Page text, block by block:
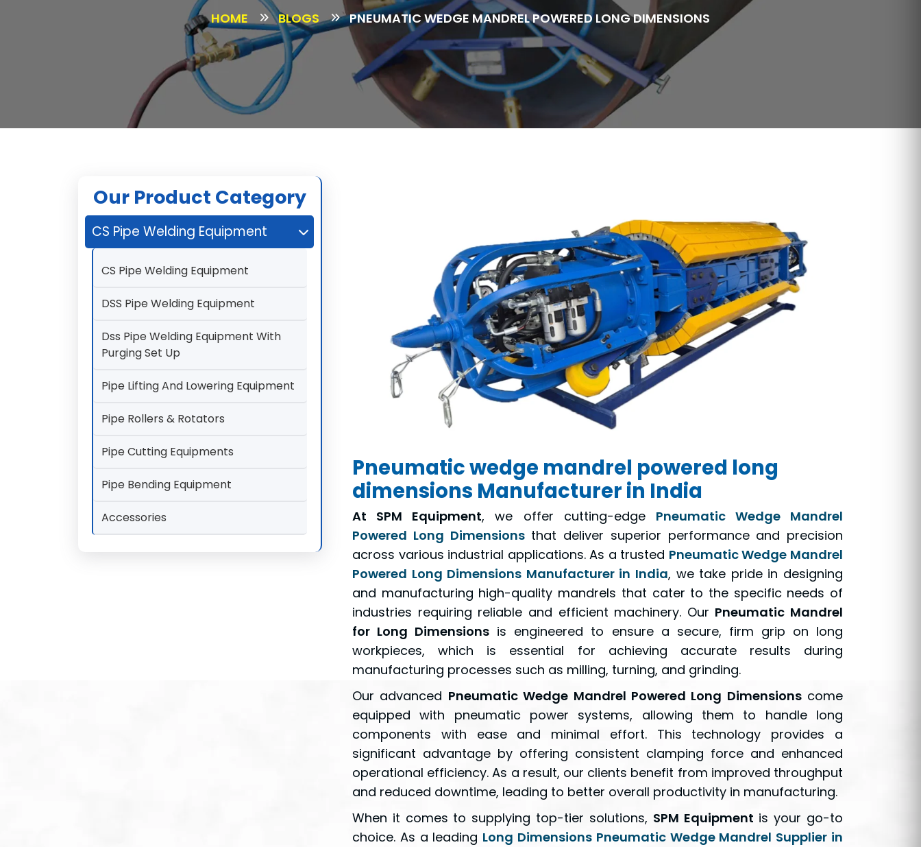
HOME BLOGS PNEUMATIC WEDGE MANDREL POWERED LONG DIMENSIONS
Our Product Category
CS Pipe Welding Equipment
CS Pipe Welding Equipment
DSS Pipe Welding Equipment
Dss Pipe Welding Equipment With
Purging Set Up
Pipe Lifting And Lowering Equipment
Pipe Rollers & Rotators
Pipe Cutting Equipments
Pipe Bending Equipment
Accessories
Pneumatic wedge mandrel powered long
dimensions Manufacturer in India
At SPM Equipment, we offer cutting-edge Pneumatic Wedge Mandrel
Powered Long Dimensionsthat deliver superior performance and precision
across various industrial applications. As a trusted Pneumatic Wedge Mandrel
Powered Long Dimensions Manufacturer in India, we take pride in designing
and manufacturing high-quality mandrels that cater to the specific needs of
industries requiring reliable and efficient machinery. Our Pneumatic Mandrel
for Long Dimensions is engineered to ensure a secure, firm grip on long
workpieces, which is essential for achieving accurate results during
manufacturing processes such as milling, turning, and grinding.
Our advanced Pneumatic Wedge Mandrel Powered Long Dimensionscome
equipped with pneumatic power systems, allowing them to handle long
components with ease and minimal effort. This technology provides a
significant advantage by offering consistent clamping force and enhanced
operational efficiency. As a result, our clients benefit from improved throughput
and reduced downtime, leading to better overall productivity in manufacturing.
When it comes to supplying top-tier solutions, SPM Equipment is your go-to
choice. As a leading Long Dimensions Pneumatic Wedge Mandrel Supplier in